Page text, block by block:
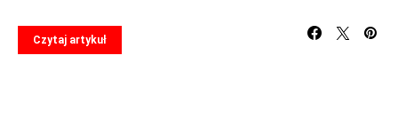
Czytaj artykuł